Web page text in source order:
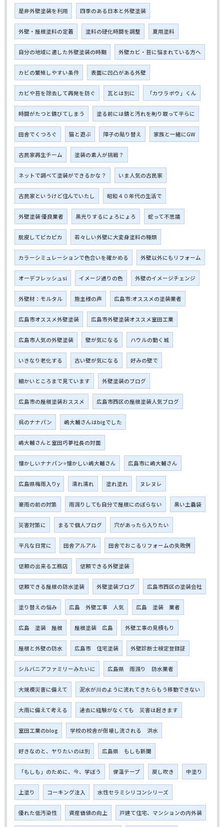
是非外壁塗装を利用 四季のある日本と外壁塗装
外壁・屋根塗料の定着 塗料の硬化時間を調整 夏用塗料
自分の地域に適した外壁塗装の時期 外壁カビ・苔に悩まれている方へ
カビの繁殖しやすい条件 表面に凹凸がある外壁
カビや苔を除去して再発を防ぐ 瓦とは別に 「カワラボウ」くん
時間がたつと錆びてしまう 塗る前には錆と汚れを削り取って平らに
田舎でくつろぐ 猫と遊ぶ 障子の貼り替え 家族と一緒にGW
古民家再生チーム 塗装の素人が挑戦？
ネットで調べて塗装ができるかな？ いま人気の古民家
古民家というけど住んでいたし 昭和４０年代の生活で
外壁塗装 優良業者 黒光りするにょろにょろ 蛇って不思議
脱皮してピカピカ 若々しい外壁に大変身塗料の種類
カラーシミュレーションで色合いを確かめる 外壁以外にもリフォーム
オーデフレッシュsi イメージ通りの色 外壁のイメージチェンジ
外壁材：モルタル 施主様の声 広島市:オススメの塗装業者
広島市オススメ外壁塗装 広島市外壁塗装オススメ室田工業
広島市人気の外壁塗装 壁が気になる ハウルの動く城
いきなり老化する 古い壁が気になる 好みの壁で
細かいところまで見ています 外壁塗装のブログ
広島市の屋根塗装おススメ 広島市西区の屋根塗装人気ブログ
呉のナナパン 嶋大輔さんはbigでした
嶋大輔さんと室田巧夢社長の対面
懐かしいナナパン⭐懐かしい嶋大輔さん 広島市に嶋大輔さん
広島県梅雨入りy 濡れ濡れ 塗れ塗れ ヌレヌレ
豪雨の前の対策 雨漏りしても自分で屋根にのぼらない 黒い土嚢袋
災害対策に まるで個人ブログ 穴があったら入りたい
平凡な日常に 田舎アルアル 田舎でおこるリフォームの失敗例
信頼の出来る工務店 信頼できる外壁塗装
信頼できる屋根の防水塗装 外壁塗装ブログ 広島市西区の塗装会社
塗り替えの悩み 広島 外壁工事 人気 広島 塗装 業者
広島 塗装 屋根 屋根塗装 広島 外壁工事の見積もり
屋根と外壁の防水 広島市 住宅塗装 外壁診断士検定登録証
シルバニアファミリーみたいに 広島県 雨漏り 防水業者
大規模災害に備えて 泥水が川のように流れてきたらもう移動できない
大雨に備えて考える 過去に経験がなくても 災害は起きます
室田工業のblog 学校の校舎が倒壊し流される 洪水
好きなのと、ヤりたいのは別 広島県 もしも新聞
「もしも」のために、今、学ぼう 保温テープ 戻し吹き 中塗り
上塗り コーキング注入 水性セラミシリコンシリーズ
優れた低汚染性 資産価値の向上 戸建て住宅、マンションの内外装